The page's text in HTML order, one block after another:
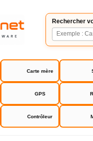
Rechercher
Carte mère
GPS
Contrôleur
530 GT - 540 GTX